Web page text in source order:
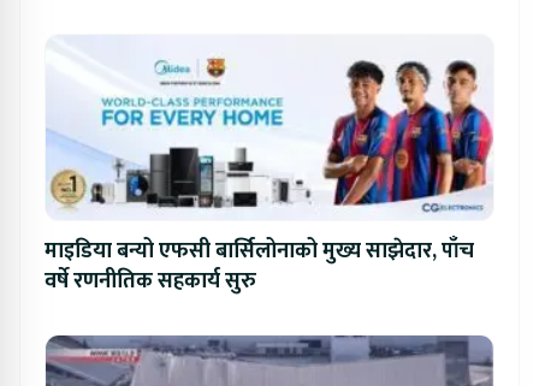
माइडिया बन्यो एफसी बार्सिलोनाको मुख्य साझेदार, पाँच
वर्षे रणनीतिक सहकार्य सुरु